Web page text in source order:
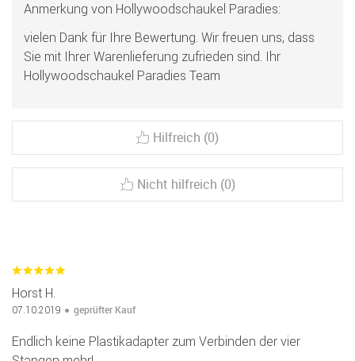
Anmerkung von Hollywoodschaukel Paradies:
vielen Dank für Ihre Bewertung. Wir freuen uns, dass
Sie mit Ihrer Warenlieferung zufrieden sind. Ihr
Hollywoodschaukel Paradies Team
Hilfreich (0)
Nicht hilfreich (0)
Horst H.
07.10.2019 geprüfter Kauf
Endlich keine Plastikadapter zum Verbinden der vier